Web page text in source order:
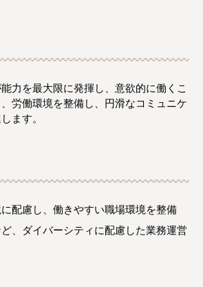
力を最大限に発揮し、意欲的に働くこ
労働環境を整備し、円滑なコミュニケ
ます。
配慮し、働きやすい職場環境を整備
、ダイバーシティに配慮した業務運営